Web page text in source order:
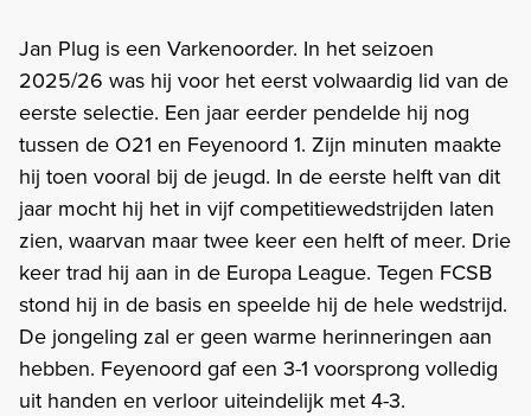
Jan Plug is een Varkenoorder. In het seizoen
2025/26 was hij voor het eerst volwaardig lid van de
eerste selectie. Een jaar eerder pendelde hij nog
tussen de O21 en Feyenoord 1. Zijn minuten maakte
hij toen vooral bij de jeugd. In de eerste helft van dit
jaar mocht hij het in vijf competitiewedstrijden laten
zien, waarvan maar twee keer een helft of meer. Drie
keer trad hij aan in de Europa League. Tegen FCSB
stond hij in de basis en speelde hij de hele wedstrijd.
De jongeling zal er geen warme herinneringen aan
hebben. Feyenoord gaf een 3-1 voorsprong volledig
uit handen en verloor uiteindelijk met 4-3.